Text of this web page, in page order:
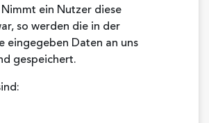
ein Nutzer diese
so werden die in der
eingegeben Daten an uns
gespeichert.